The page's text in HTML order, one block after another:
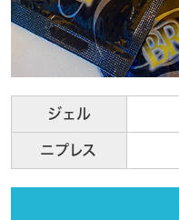
ジェル
ニプレス